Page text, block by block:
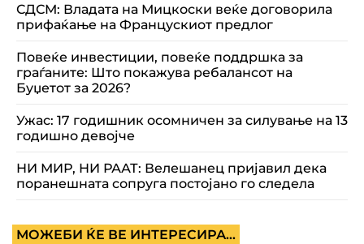
СДСМ: Владата на Мицкоски веќе договорила
прифаќање на Францускиот предлог
Повеќе инвестиции, повеќе поддршка за
граѓаните: Што покажува ребалансот на
Буџетот за 2026?
Ужас: 17 годишник осомничен за силување на 13
годишно девојче
НИ МИР, НИ РААТ: Велешанец пријавил дека
поранешната сопруга постојано го следела
МОЖЕБИ ЌЕ ВЕ ИНТЕРЕСИРА...